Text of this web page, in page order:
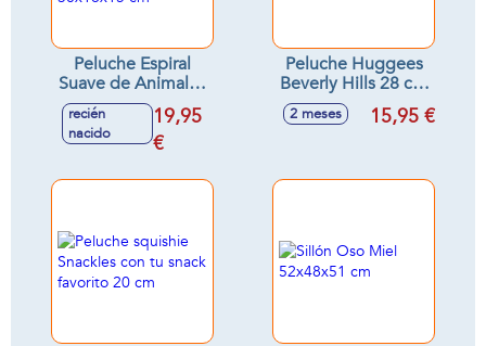
Peluche Espiral
Suave de Animales
para el cochecito.
30x18x15 cm
recién
nacido
19,95
€
Peluche Huggees
Beverly Hills 28 cm
- Modelos surtidos
2 meses 15,95 €